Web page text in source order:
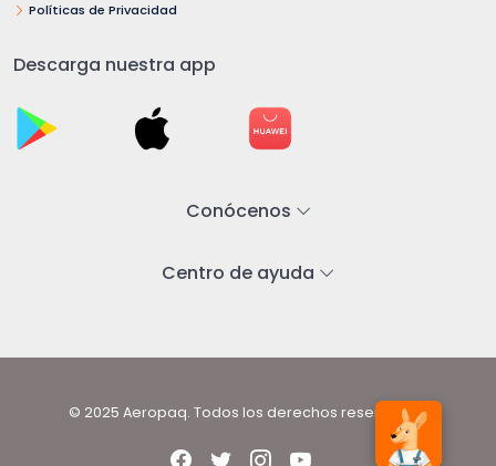
Políticas de Privacidad
Descarga nuestra app
Conócenos
Centro de ayuda
© 2025 Aeropaq. Todos los derechos reservados.